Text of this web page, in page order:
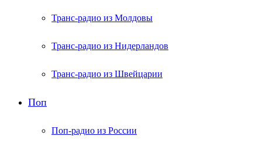
Транс-радио из Молдовы
Транс-радио из Нидерландов
Транс-радио из Швейцарии
Поп
Поп-радио из России